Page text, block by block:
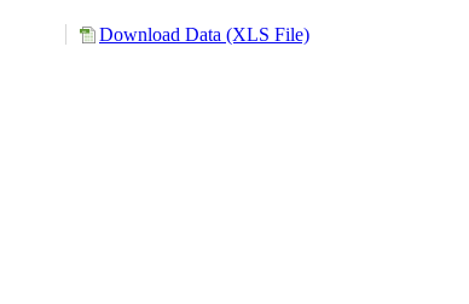
Download Data (XLS File)